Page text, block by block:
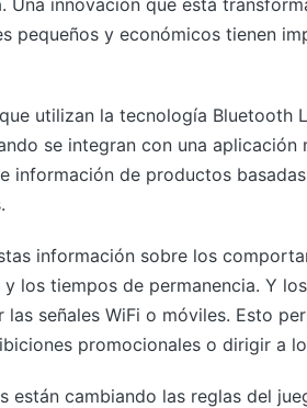
pequeños y económicos tienen
utilizan la tecnología Bluetooth
se integran con una aplicación
de productos
información sobre los
los tiempos de permanencia. Y
señales WiFi o móviles. Esto
promocionales o dirigir a
están cambiando las reglas del